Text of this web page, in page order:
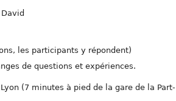
les participants y répondent)
de questions et expériences.
(7 minutes à pied de la gare de la Part-